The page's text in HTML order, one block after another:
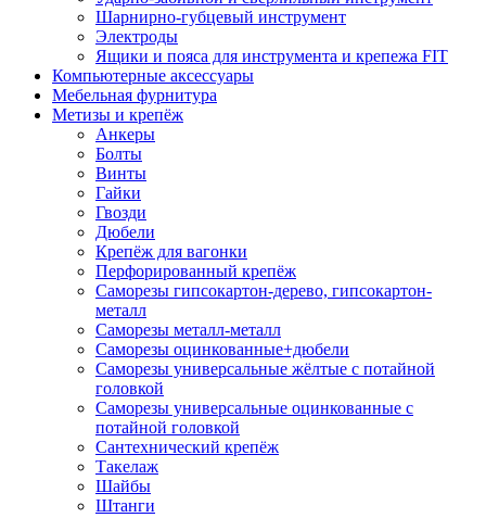
Шарнирно-губцевый инструмент
Электроды
Ящики и пояса для инструмента и крепежа FIT
Компьютерные аксессуары
Мебельная фурнитура
Метизы и крепёж
Анкеры
Болты
Винты
Гайки
Гвозди
Дюбели
Крепёж для вагонки
Перфорированный крепёж
Саморезы гипсокартон-дерево, гипсокартон-
металл
Саморезы металл-металл
Саморезы оцинкованные+дюбели
Саморезы универсальные жёлтые с потайной
головкой
Саморезы универсальные оцинкованные с
потайной головкой
Сантехнический крепёж
Такелаж
Шайбы
Штанги